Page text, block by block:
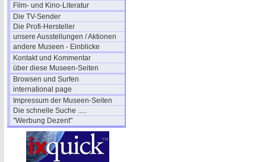
Film- und Kino-Literatur
Die TV-Sender
Die Profi-Hersteller
unsere Ausstellungen / Aktionen
andere Museen - Einblicke
Kontakt und Kommentar
über diese Museen-Seiten
Browsen und Surfen
international page
Impressum der Museen-Seiten
Die schnelle Suche .....
"Werbung Dezent"